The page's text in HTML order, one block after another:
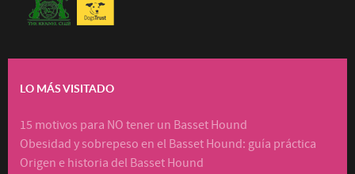
LO MÁS VISITADO
15 motivos para NO tener un Basset Hound
Obesidad y sobrepeso en el Basset Hound: guía práctica
Origen e historia del Basset Hound